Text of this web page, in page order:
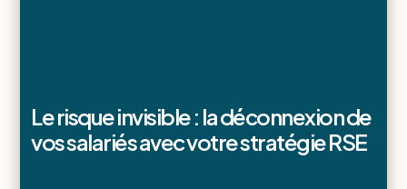
Le risque invisible : la déconnexion de
vos salariés avec votre stratégie RSE